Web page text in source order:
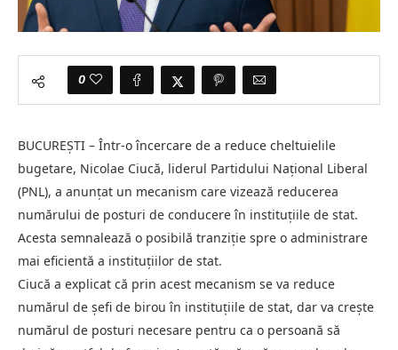
0
BUCUREȘTI – Într-o încercare de a reduce cheltuielile
bugetare, Nicolae Ciucă, liderul Partidului Național Liberal
(PNL), a anunțat un mecanism care vizează reducerea
numărului de posturi de conducere în instituțiile de stat.
Acesta semnalează o posibilă tranziție spre o administrare
mai eficientă a instituțiilor de stat.
Ciucă a explicat că prin acest mecanism se va reduce
numărul de șefi de birou în instituțiile de stat, dar va crește
numărul de posturi necesare pentru ca o persoană să